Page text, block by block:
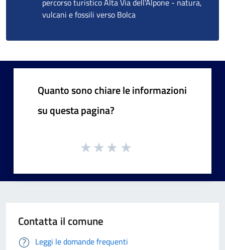
percorso turistico Alta Via dell'Alpone - natura,
vulcani e fossili verso Bolca
Quanto sono chiare le informazioni
su questa pagina?
Contatta il comune
Leggi le domande frequenti